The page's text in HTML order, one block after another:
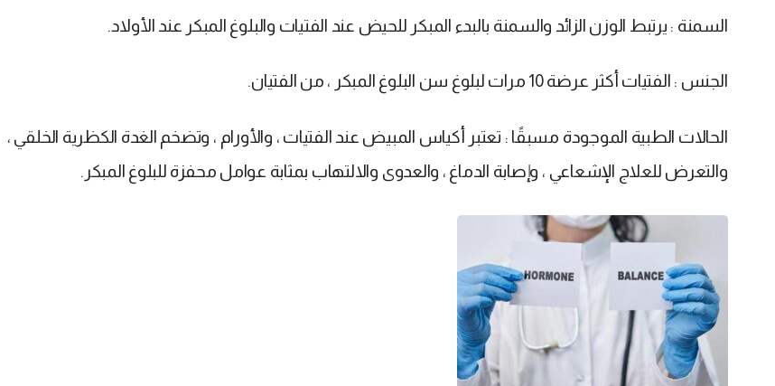
السمنة : يرتبط الوزن الزائد والسمنة بالبدء المبكر للحيض عند الفتيات والبلوغ المبكر عند الأولاد.
الجنس : الفتيات أكثر عرضة 10 مرات لبلوغ سن البلوغ المبكر ، من الفتيان.
الحالات الطبية الموجودة مسبقًا : تعتبر أكياس المبيض عند الفتيات ، والأورام ، وتضخم الغدة الكظرية الخلقي ،
والتعرض للعلاج الإشعاعي ، وإصابة الدماغ ، والعدوى والالتهاب بمثابة عوامل محفزة للبلوغ المبكر.